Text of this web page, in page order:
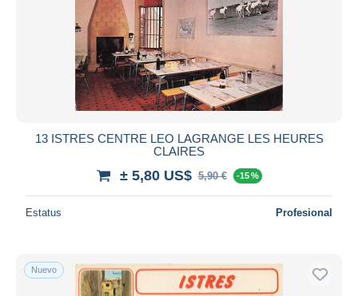
13 ISTRES CENTRE LEO LAGRANGE LES HEURES
CLAIRES
± 5,80 US$ 5,90 € -15 %
Estatus Profesional
Nuevo